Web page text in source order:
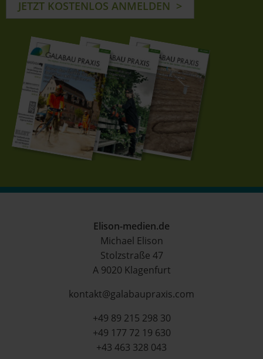
JETZT KOSTENLOS ANMELDEN
Elison-medien.de
Michael Elison
Stolzstraße 47
A 9020 Klagenfurt
kontakt@galabaupraxis.com
+49 89 215 298 30
+49 177 72 19 630
+43 463 328 043